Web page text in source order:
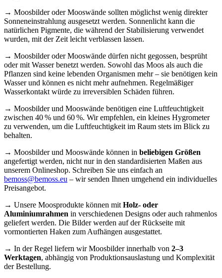
→ Moosbilder oder Mooswände sollten möglichst wenig direkter
Sonneneinstrahlung ausgesetzt werden. Sonnenlicht kann die
natürlichen Pigmente, die während der Stabilisierung verwendet
wurden, mit der Zeit leicht verblassen lassen.
→ Moosbilder oder Mooswände dürfen nicht gegossen, besprüht
oder mit Wasser benetzt werden. Sowohl das Moos als auch die
Pflanzen sind keine lebenden Organismen mehr – sie benötigen kein
Wasser und können es nicht mehr aufnehmen. Regelmäßiger
Wasserkontakt würde zu irreversiblen Schäden führen.
→ Moosbilder und Mooswände benötigen eine Luftfeuchtigkeit
zwischen 40 % und 60 %. Wir empfehlen, ein kleines Hygrometer
zu verwenden, um die Luftfeuchtigkeit im Raum stets im Blick zu
behalten.
→ Moosbilder und Mooswände können in beliebigen Größen
angefertigt werden, nicht nur in den standardisierten Maßen aus
unserem Onlineshop. Schreiben Sie uns einfach an
bemoss@bemoss.eu – wir senden Ihnen umgehend ein individuelles
Preisangebot.
→ Unsere Moosprodukte können mit Holz- oder
Aluminiumrahmen in verschiedenen Designs oder auch rahmenlos
geliefert werden. Die Bilder werden auf der Rückseite mit
vormontierten Haken zum Aufhängen ausgestattet.
→ In der Regel liefern wir Moosbilder innerhalb von 2–3
Werktagen, abhängig von Produktionsauslastung und Komplexität
der Bestellung.